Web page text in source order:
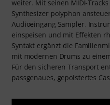
weiter. Mit seinen MIDI-
Synthesizer polyphon
Audioeingang Sampler,
einspeisen und mit Effekten
Syntakt ergänzt die
mit modernen Drums zu
Für den sicheren Transport
passgenaues, gepolstertes